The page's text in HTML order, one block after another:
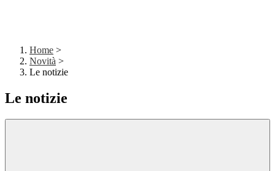
Home >
Novità >
Le notizie
Le notizie